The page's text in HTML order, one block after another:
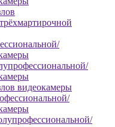
видеокамеры